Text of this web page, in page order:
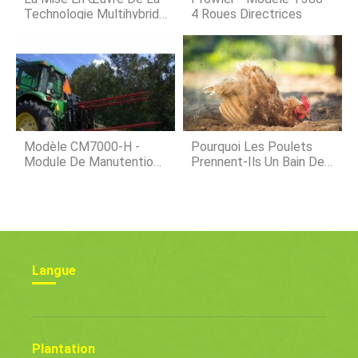
les cultivateurs amateur
Technologie Multihybride
4 Roues Directrices
Modèle CM7000-H -
Module De Manutention
Pourquoi Les Poulets
Prennent-Ils Un Bain De
Langue
Plantation